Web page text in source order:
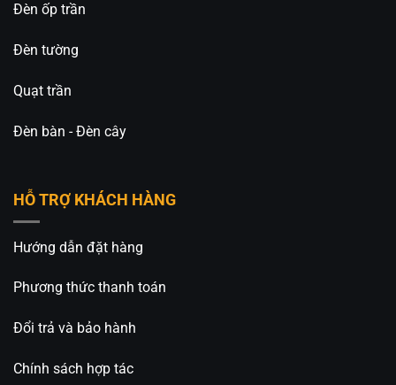
Đèn ốp trần
Đèn tường
Quạt trần
Đèn bàn - Đèn cây
HỖ TRỢ KHÁCH HÀNG
Hướng dẫn đặt hàng
Phương thức thanh toán
Đổi trả và bảo hành
Chính sách hợp tác